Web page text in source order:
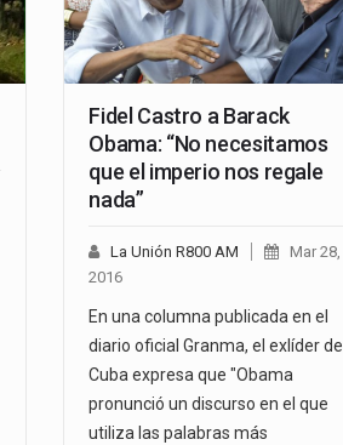
Fidel Castro a Barack
Obama: “No necesitamos
que el imperio nos regale
nada”
La Unión R800 AM
Mar 28,
2016
En una columna publicada en el
diario oficial Granma, el exlíder de
Cuba expresa que "Obama
pronunció un discurso en el que
utiliza las palabras más